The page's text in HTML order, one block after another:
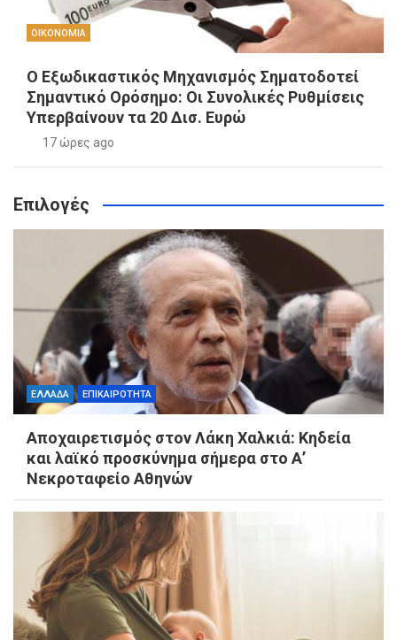
ΟΙΚΟΝΟΜΙΑ
Ο Εξωδικαστικός Μηχανισμός Σηματοδοτεί
Σημαντικό Ορόσημο: Οι Συνολικές Ρυθμίσεις
Υπερβαίνουν τα 20 Δισ. Ευρώ
17 ώρες ago
Επιλογές
ΕΛΛΑΔΑ ΕΠΙΚΑΙΡΟΤΗΤΑ
Αποχαιρετισμός στον Λάκη Χαλκιά: Κηδεία
και λαϊκό προσκύνημα σήμερα στο Α’
Νεκροταφείο Αθηνών